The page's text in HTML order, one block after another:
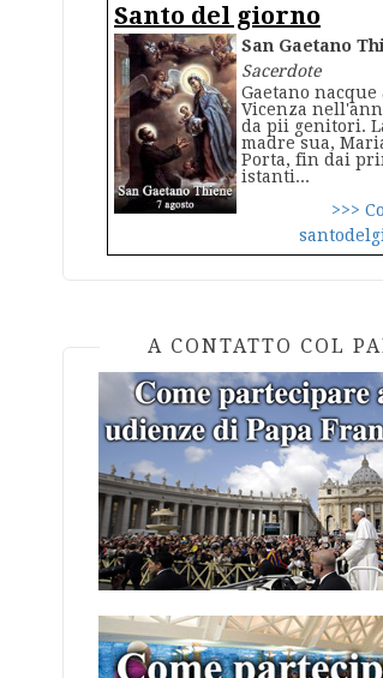
Santo del giorno
San Gaetano
Sacerdote
Gaetano nacque
Vicenza
da pii genitori.
madre sua,
Porta, fin dai
istanti...
>>>
A CONTATTO COL